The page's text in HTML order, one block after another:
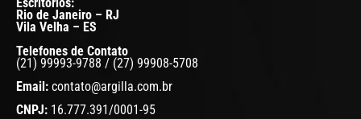
Rio de Janeiro – RJ
Vila Velha – ES
Telefones de Contato
(21) 99993-9788 / (27) 99908-5708
Email: contato@argilla.com.br
CNPJ: 16.777.391/0001-95